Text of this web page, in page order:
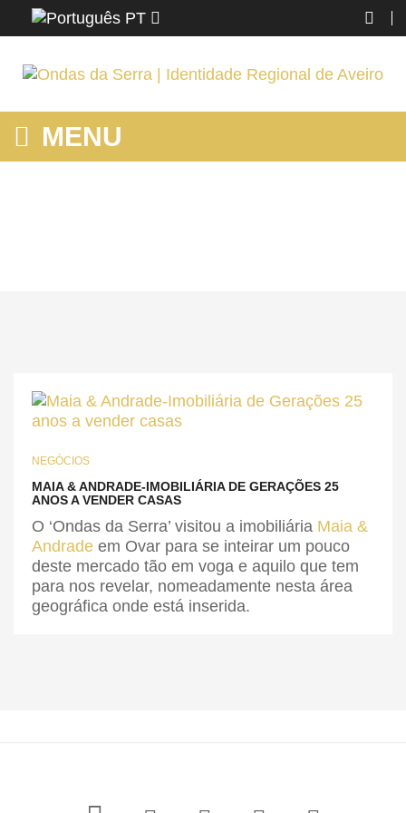
PT
MENU
NEGÓCIOS
MAIA & ANDRADE-IMOBILIÁRIA DE GERAÇÕES 25
ANOS A VENDER CASAS
O ‘Ondas da Serra’ visitou a imobiliária Maia &
Andrade em Ovar para se inteirar um pouco
deste mercado tão em voga e aquilo que tem
para nos revelar, nomeadamente nesta área
geográfica onde está inserida.